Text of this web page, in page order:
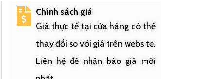
Chính sách giá
Giá thực tế tại cửa hàng có thể
thay đổi so với giá trên website.
Liên hệ để nhận báo giá mới